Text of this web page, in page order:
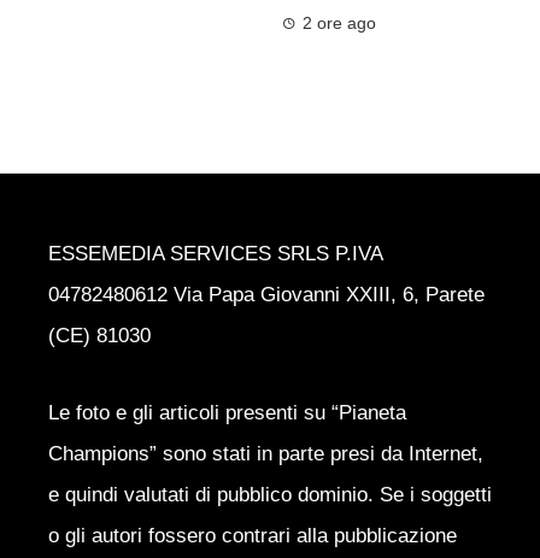
2 ore ago
ESSEMEDIA SERVICES SRLS P.IVA
04782480612 Via Papa Giovanni XXIII, 6, Parete
(CE) 81030
Le foto e gli articoli presenti su “Pianeta
Champions” sono stati in parte presi da Internet,
e quindi valutati di pubblico dominio. Se i soggetti
o gli autori fossero contrari alla pubblicazione